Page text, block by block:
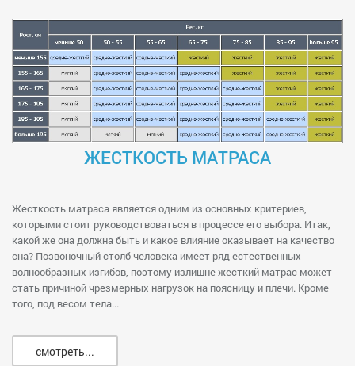
ЖЕСТКОСТЬ МАТРАСА
Жесткость матраса является одним из основных критериев,
которыми стоит руководствоваться в процессе его выбора. Итак,
какой же она должна быть и какое влияние оказывает на качество
сна? Позвоночный столб человека имеет ряд естественных
волнообразных изгибов, поэтому излишне жесткий матрас может
стать причиной чрезмерных нагрузок на поясницу и плечи. Кроме
того, под весом тела...
смотреть...